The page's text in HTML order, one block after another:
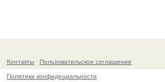
сериале" за
Контакты
Пользовательское соглашение
Политика конфидециальности